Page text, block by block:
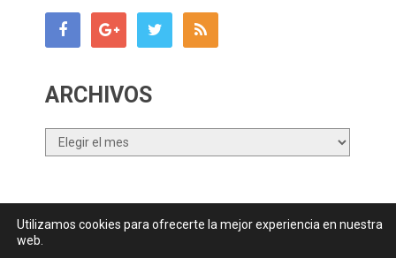
ARCHIVOS
Archivos
Utilizamos cookies para ofrecerte la mejor experiencia en nuestra
web.